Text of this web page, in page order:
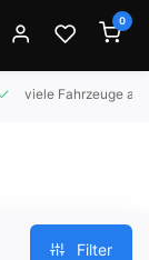
0
viele Fahrzeuge auf
Filter